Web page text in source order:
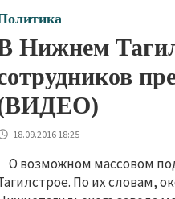
Нижнем
18.09.2016 18:25
О возможном массовом
По их словам,